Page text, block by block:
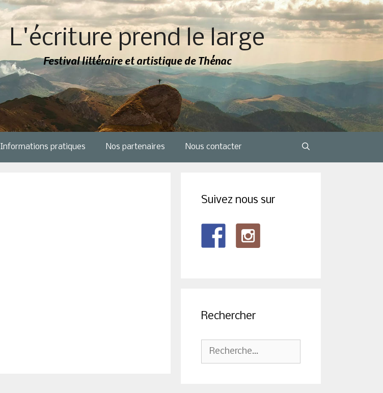
L'écriture prend le large
Festival littéraire et artistique de Thénac
Informations pratiques Nos partenaires Nous contacter
Suivez nous sur
Rechercher
Rechercher :